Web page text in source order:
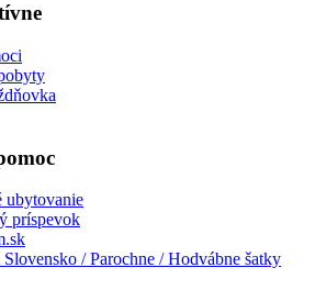
ubytovanie
príspevok
/ Parochne / Hodvábne šatky